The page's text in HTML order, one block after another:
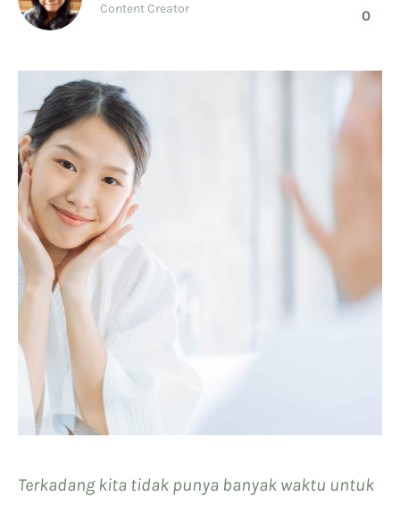
Content Creator 0
Terkadang kita tidak punya banyak waktu untuk